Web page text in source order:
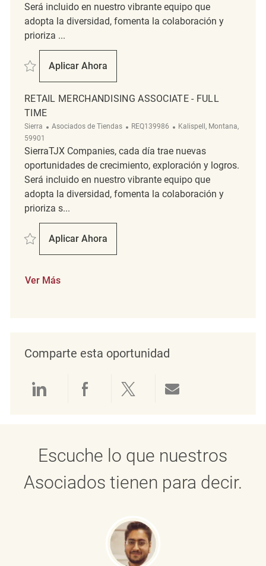
Será incluido en nuestro vibrante equipo que
adopta la diversidad, fomenta la colaboración y
prioriza ...
Salvar Retail Merchandising Associate - Overnights REQ139408
Aplicar Ahora
Retail Merchandising Associate - Overnights
RETAIL MERCHANDISING ASSOCIATE - FULL
TIME
Sierra Categoría
Asociados de Tiendas ReqId
REQ139986 Ubicación
Kalispell, Montana,
59901
SierraTJX Companies, cada día trae nuevas
oportunidades de crecimiento, exploración y logros.
Será incluido en nuestro vibrante equipo que
adopta la diversidad, fomenta la colaboración y
prioriza s...
Salvar Retail Merchandising Associate - Full Time REQ139986
Aplicar Ahora
Retail Merchandising Associate - Full Time
Ver Más
Comparte esta oportunidad
Compartir a través de LinkedIn
Compartir a través de
Compartir a través
Escuche lo que nuestros
Asociados tienen para decir.